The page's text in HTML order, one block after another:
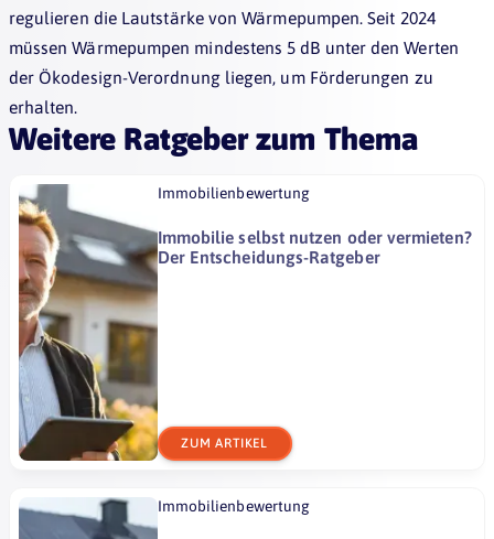
regulieren die Lautstärke von Wärmepumpen. Seit 2024
müssen Wärmepumpen mindestens 5 dB unter den Werten
der Ökodesign-Verordnung liegen, um Förderungen zu
erhalten.
Weitere Ratgeber zum Thema
Immobilienbewertung
Immobilie selbst nutzen oder vermieten?
Der Entscheidungs-Ratgeber
ZUM ARTIKEL
Immobilienbewertung